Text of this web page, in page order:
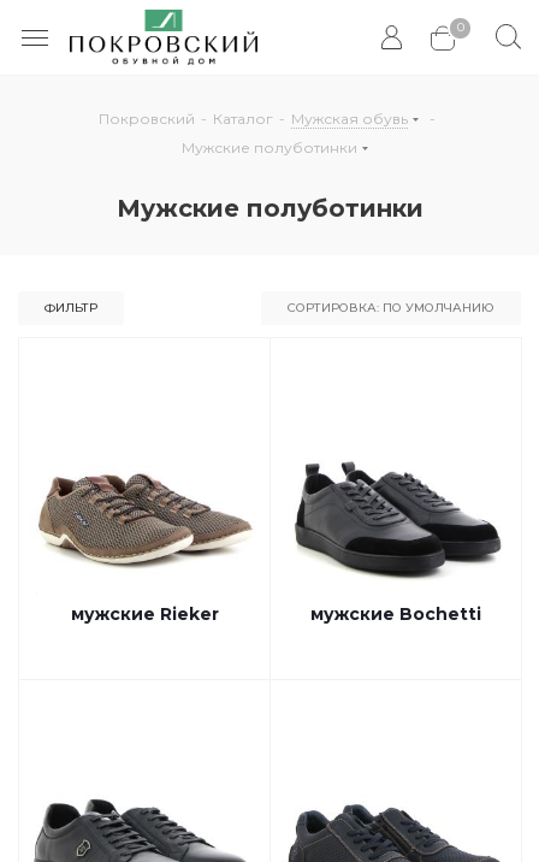
0
Покровский - Каталог - Мужская обувь
-
Мужские полуботинки
Мужские полуботинки
ФИЛЬТР СОРТИРОВКА: ПО УМОЛЧАНИЮ
мужские Rieker мужские Bochetti